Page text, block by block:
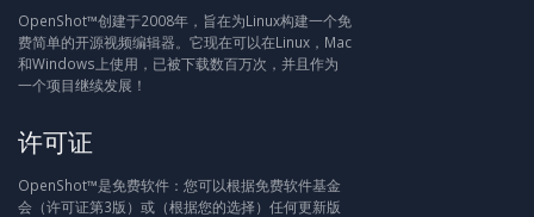
OpenShot™创建于2008年，旨在为Linux构建一个免
费简单的开源视频编辑器。它现在可以在Linux，Mac
和Windows上使用，已被下载数百万次，并且作为
一个项目继续发展！
许可证
OpenShot™是免费软件：您可以根据免费软件基金
会（许可证第3版）或（根据您的选择）任何更新版